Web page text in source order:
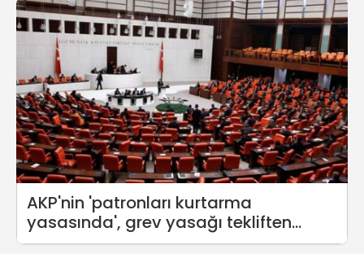
AKP'nin 'patronları kurtarma
yasasında', grev yasağı tekliften
çıkartıldı